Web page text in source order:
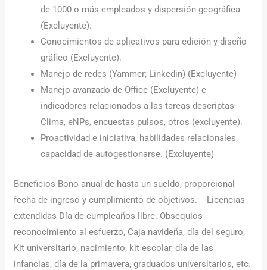
de 1000 o más empleados y dispersión geográfica
(Excluyente).
Conocimientos de aplicativos para edición y diseño
gráfico (Excluyente).
Manejo de redes (Yammer; Linkedin) (Excluyente)
Manejo avanzado de Office (Excluyente) e
indicadores relacionados a las tareas descriptas-
Clima, eNPs, encuestas pulsos, otros (excluyente).
Proactividad e iniciativa, habilidades relacionales,
capacidad de autogestionarse. (Excluyente)
Beneficios Bono anual de hasta un sueldo, proporcional
fecha de ingreso y cumplimiento de objetivos. ‍ ‍ ‍ Licencias
extendidas Día de cumpleaños libre. Obsequios
reconocimiento al esfuerzo, Caja navideña, día del seguro,
Kit universitario, nacimiento, kit escolar, día de las
infancias, día de la primavera, graduados universitarios, etc.